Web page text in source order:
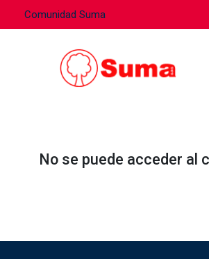
Comunidad Suma
No se puede acceder al